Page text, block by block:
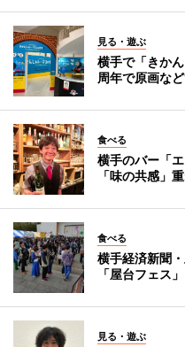
見る・遊ぶ
横手で「きか
周年で原画な
食べる
横手のバー「
「味の共感」
食べる
横手経済新聞
「屋台フェス」
見る・遊ぶ